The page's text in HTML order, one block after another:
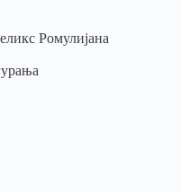
Ромулијана